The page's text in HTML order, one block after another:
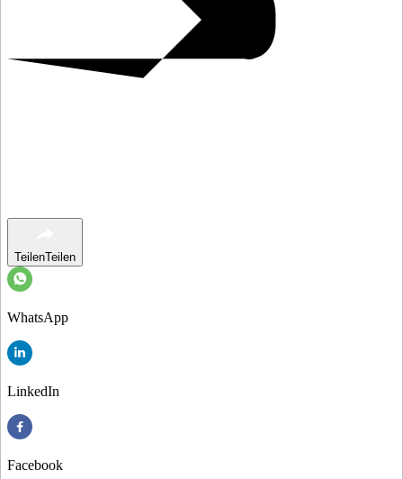
TeilenTeilen
WhatsApp
LinkedIn
Facebook